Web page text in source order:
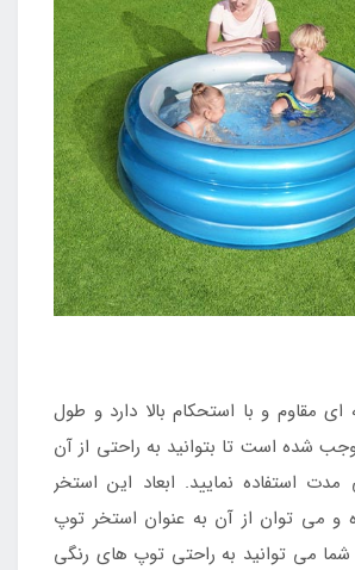
مقاوم و با استحکام بالا دارد و طول
شده است تا بتوانید به راحتی از آن
استفاده نمایید. ابعاد این استخر
و می توان از آن به عنوان استخر توپ
شما می توانید به راحتی توپ های رنگی